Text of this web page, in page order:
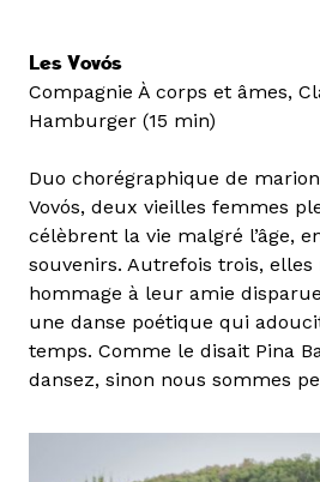
Les Vovós
Compagnie À corps et âmes,
Hamburger (15 min)
Duo chorégraphique de
Vovós, deux vieilles femmes
célèbrent la vie malgré l’âge,
souvenirs. Autrefois trois,
hommage à leur amie
une danse poétique qui
temps. Comme le disait Pina
dansez, sinon nous sommes